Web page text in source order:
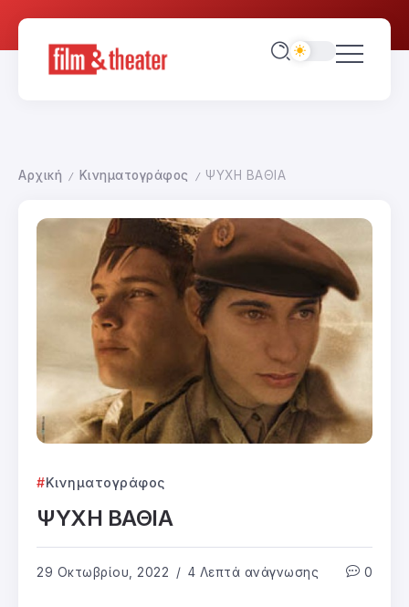
Αρχική / Κινηματογράφος / ΨΥΧΗ ΒΑΘΙΑ
Κινηματογράφος
ΨΥΧΗ ΒΑΘΙΑ
29 Οκτωβρίου, 2022 4 Λεπτά ανάγνωσης 0